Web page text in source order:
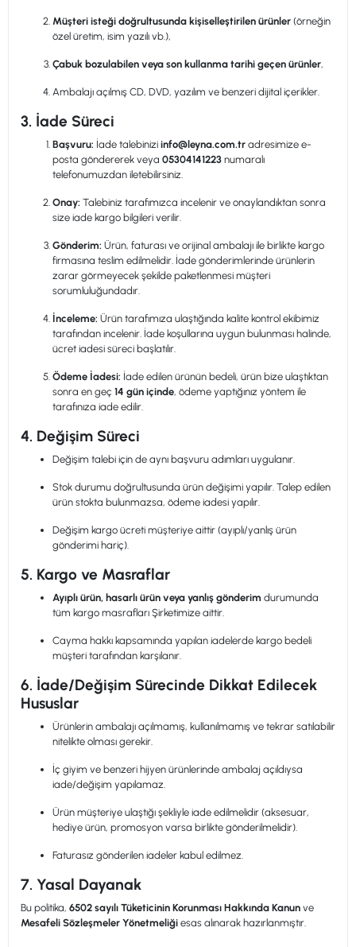
Müşteri isteği doğrultusunda kişiselleştirilen ürünler (örneğin
özel üretim, isim yazılı vb.),
Çabuk bozulabilen veya son kullanma tarihi geçen ürünler,
Ambalajı açılmış CD, DVD, yazılım ve benzeri dijital içerikler.
3. İade Süreci
Başvuru: İade talebinizi info@leyna.com.tr adresimize e-
posta göndererek veya 05304141223 numaralı
telefonumuzdan iletebilirsiniz.
Onay: Talebiniz tarafımızca incelenir ve onaylandıktan sonra
size iade kargo bilgileri verilir.
Gönderim: Ürün, faturası ve orijinal ambalajı ile birlikte kargo
firmasına teslim edilmelidir. İade gönderimlerinde ürünlerin
zarar görmeyecek şekilde paketlenmesi müşteri
sorumluluğundadır.
İnceleme: Ürün tarafımıza ulaştığında kalite kontrol ekibimiz
tarafından incelenir. İade koşullarına uygun bulunması halinde,
ücret iadesi süreci başlatılır.
Ödeme İadesi: İade edilen ürünün bedeli, ürün bize ulaştıktan
sonra en geç 14 gün içinde, ödeme yaptığınız yöntem ile
tarafınıza iade edilir.
4. Değişim Süreci
Değişim talebi için de aynı başvuru adımları uygulanır.
Stok durumu doğrultusunda ürün değişimi yapılır. Talep edilen
ürün stokta bulunmazsa, ödeme iadesi yapılır.
Değişim kargo ücreti müşteriye aittir (ayıplı/yanlış ürün
gönderimi hariç).
5. Kargo ve Masraflar
Ayıplı ürün, hasarlı ürün veya yanlış gönderim durumunda
tüm kargo masrafları Şirketimize aittir.
Cayma hakkı kapsamında yapılan iadelerde kargo bedeli
müşteri tarafından karşılanır.
6. İade/Değişim Sürecinde Dikkat Edilecek
Hususlar
Ürünlerin ambalajı açılmamış, kullanılmamış ve tekrar satılabilir
nitelikte olması gerekir.
İç giyim ve benzeri hijyen ürünlerinde ambalaj açıldıysa
iade/değişim yapılamaz.
Ürün müşteriye ulaştığı şekliyle iade edilmelidir (aksesuar,
hediye ürün, promosyon varsa birlikte gönderilmelidir).
Faturasız gönderilen iadeler kabul edilmez.
7. Yasal Dayanak
Bu politika, 6502 sayılı Tüketicinin Korunması Hakkında Kanun ve
Mesafeli Sözleşmeler Yönetmeliği esas alınarak hazırlanmıştır.